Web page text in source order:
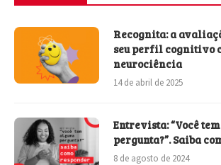
Recognita: a
seu perfil cognitivo
neurociência
14 de abril de 2025
Entrevista: “Você
pergunta?”. Saiba
8 de agosto de 2024